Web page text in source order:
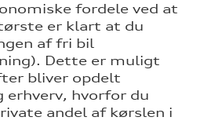
fordele ved at
er klart at du
af fri bil
Dette er muligt
bliver opdelt
erhverv, hvorfor du
andel af kørslen i